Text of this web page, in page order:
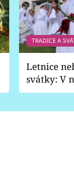
TRADICE A
Letnice
svátky: V
pondělí